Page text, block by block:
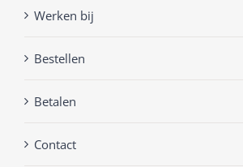
Werken bij
Bestellen
Betalen
Contact